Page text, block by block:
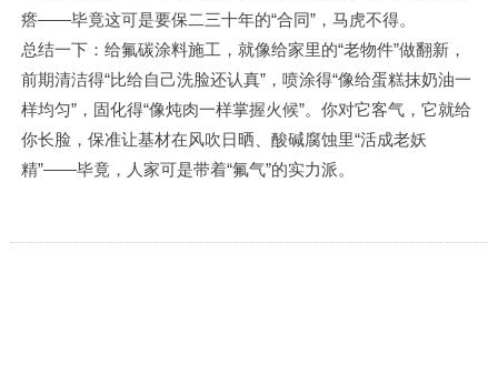
瘩——毕竟这可是要保二三十年的“合同”，马虎不得。
总结一下：给氟碳涂料施工，就像给家里的“老物件”做翻新，
前期清洁得“比给自己洗脸还认真”，喷涂得“像给蛋糕抹奶油一
样均匀”，固化得“像炖肉一样掌握火候”。你对它客气，它就给
你长脸，保准让基材在风吹日晒、酸碱腐蚀里“活成老妖
精”——毕竟，人家可是带着“氟气”的实力派。